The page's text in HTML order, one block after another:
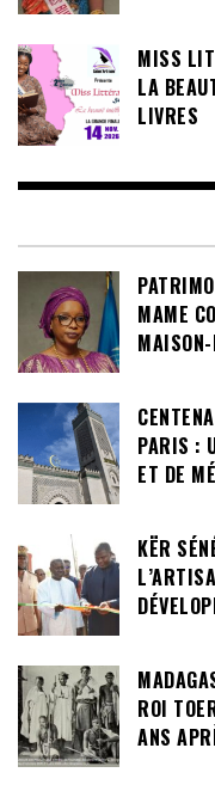
MISS
LA
LIVRES
MAME
PARIS :
ET DE
KËR
ROI
ANS